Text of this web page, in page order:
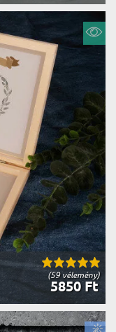
(59 vélemény)
5850 Ft